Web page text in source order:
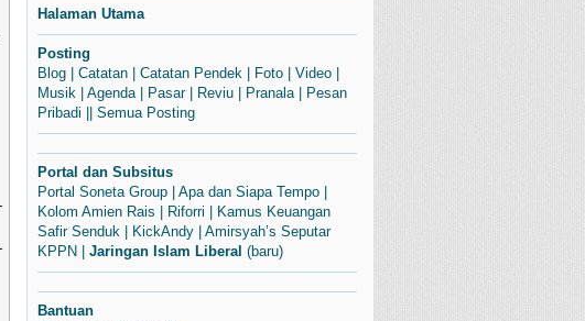
Halaman Utama
Posting
Blog
Catatan Catatan Pendek Foto Video
Musik
Agenda| Pasar| Reviu Pranala|
Pesan
Pribadi
Semua Posting
Portal dan Subsitus
Portal Soneta Group
Apa dan Siapa Tempo
Kolom Amien Rais
Riforri
Kamus Keuangan
Safir Senduk
KickAndy
Amirsyah’s Seputar
KPPN
Jaringan Islam Liberal (baru)
Bantuan